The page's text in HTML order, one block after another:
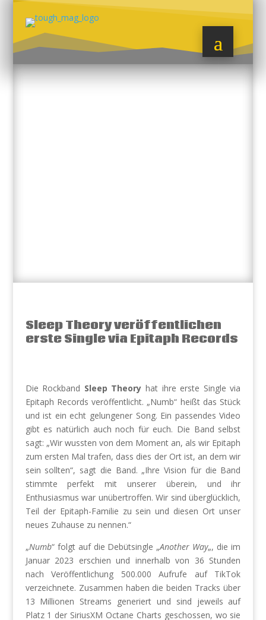
Sleep Theory veröffentlichen
erste Single via Epitaph Records
Die Rockband Sleep Theory hat ihre erste Single via
Epitaph Records veröffentlicht. „Numb“ heißt das Stück
und ist ein echt gelungener Song. Ein passendes Video
gibt es natürlich auch noch für euch. Die Band selbst
sagt: „Wir wussten von dem Moment an, als wir Epitaph
zum ersten Mal trafen, dass dies der Ort ist, an dem wir
sein sollten“, sagt die Band. „Ihre Vision für die Band
stimmte perfekt mit unserer überein, und ihr
Enthusiasmus war unübertroffen. Wir sind überglücklich,
Teil der Epitaph-Familie zu sein und diesen Ort unser
neues Zuhause zu nennen.“
„Numb“ folgt auf die Debütsingle „Another Way„, die im
Januar 2023 erschien und innerhalb von 36 Stunden
nach Veröffentlichung 500.000 Aufrufe auf TikTok
verzeichnete. Zusammen haben die beiden Tracks über
13 Millionen Streams generiert und sind jeweils auf
Platz 1 der SiriusXM Octane Charts geschossen, wo sie